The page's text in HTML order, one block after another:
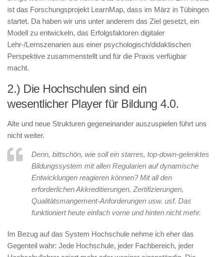
ist das Forschungsprojekt LearnMap, dass im März in Tübingen
startet. Da haben wir uns unter anderem das Ziel gesetzt, ein
Modell zu entwickeln, das Erfolgsfaktoren digitaler
Lehr-/Lernszenarien aus einer psychologisch/didaktischen
Perspektive zusammenstellt und für die Praxis verfügbar
macht.
2.) Die Hochschulen sind ein
wesentlicher Player für Bildung 4.0.
Alte und neue Strukturen gegeneinander auszuspielen führt uns
nicht weiter.
Denn, bittschön, wie soll ein starres, top-down-gelenktes
Bildungssystem mit allen Regularien auf dynamische
Entwicklungen reagieren können? Mit all den
erforderlichen Akkreditierungen, Zertifizierungen,
Qualitätsmangement-Anforderungen usw. usf. Das
funktioniert heute einfach vorne und hinten nicht mehr.
Im Bezug auf das System Hochschule nehme ich eher das
Gegenteil wahr: Jede Hochschule, jeder Fachbereich, jeder